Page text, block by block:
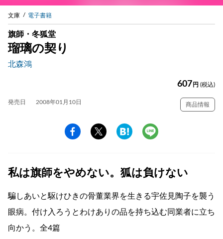
文庫 電子書籍
旗師・冬狐堂
瑠璃の契り
北森鴻
607 円 (税込)
発売日 2008年01月10日 商品情報
私は旗師をやめない。狐は負けない
騙しあいと駆けひきの骨董業界を生きる宇佐見陶子を襲う
眼病。付け入ろうとわけありの品を持ち込む同業者に立ち
向かう。全4篇